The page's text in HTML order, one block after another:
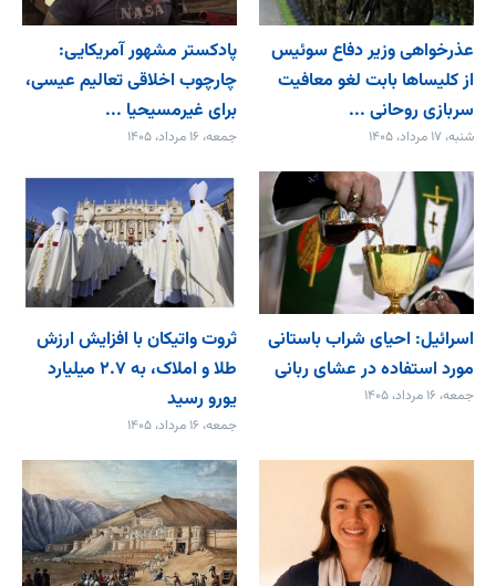
عذرخواهی وزیر دفاع سوئیس
از کلیساها بابت لغو معافیت
سربازی روحانی ...
شنبه، ۱۷ مرداد، ۱۴۰۵
پادکستر مشهور آمریکایی:
چارچوب اخلاقی تعالیم عیسی،
برای غیرمسیحیا ...
جمعه، ۱۶ مرداد، ۱۴۰۵
اسرائیل: احیای شراب باستانی
مورد استفاده در عشای ربانی
جمعه، ۱۶ مرداد، ۱۴۰۵
ثروت واتیکان با افزایش ارزش
طلا و املاک، به ۲.۷ میلیارد
یورو رسید
جمعه، ۱۶ مرداد، ۱۴۰۵